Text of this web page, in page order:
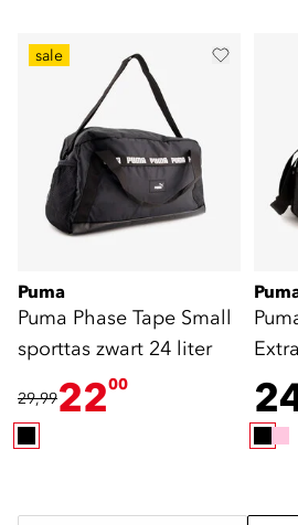
sale
Puma
Puma Phase Tape Small
sporttas zwart 24 liter
29,992200